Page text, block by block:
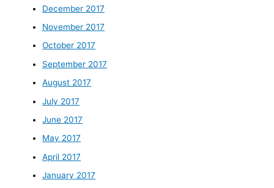
December 2017
November 2017
October 2017
September 2017
August 2017
July 2017
June 2017
May 2017
April 2017
January 2017